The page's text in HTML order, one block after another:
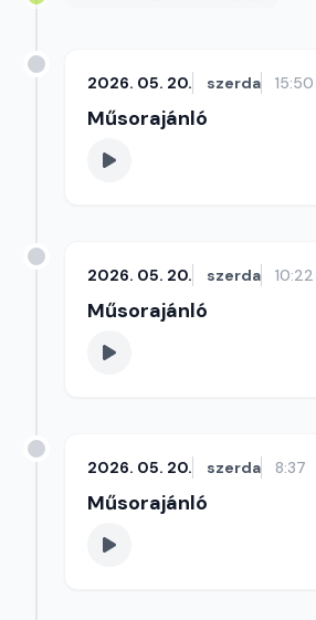
2026. 05. 20. szerda 15:50
Műsorajánló
2026. 05. 20. szerda 10:22
Műsorajánló
2026. 05. 20. szerda 8:37
Műsorajánló